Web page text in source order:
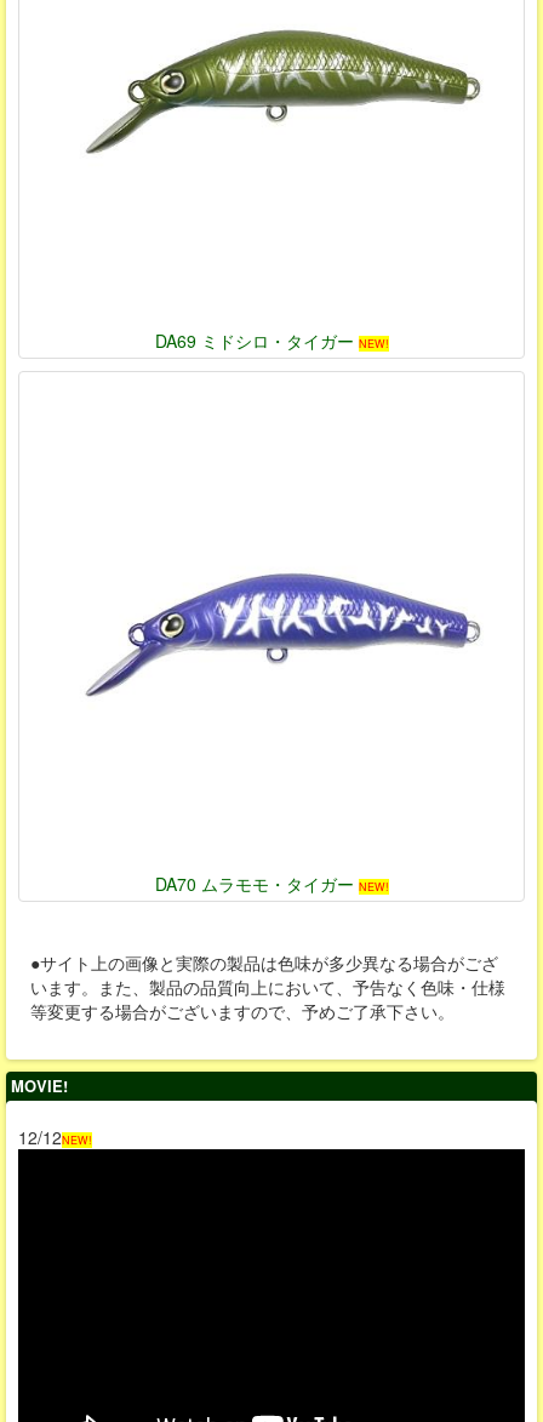
DA69 ミドシロ・タイガー NEW!
DA70 ムラモモ・タイガー NEW!
●サイト上の画像と実際の製品は色味が多少異なる場合がござ
います。また、製品の品質向上において、予告なく色味・仕様
等変更する場合がございますので、予めご了承下さい。
MOVIE!
12/12NEW!